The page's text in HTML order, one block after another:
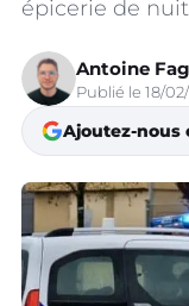
épicerie de
Antoine
Publié le 18/
Ajoutez-nous